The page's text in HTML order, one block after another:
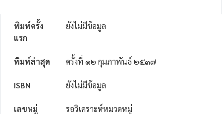
พิมพ์ครั้ง
แรก
ยังไม่มีข้อมูล
พิมพ์ล่าสุด ครั้งที่ ๑๒ กุมภาพันธ์ ๒๕๓๗
ISBN ยังไม่มีข้อมูล
เลขหมู่ รอวิเคราะห์หมวดหมู่